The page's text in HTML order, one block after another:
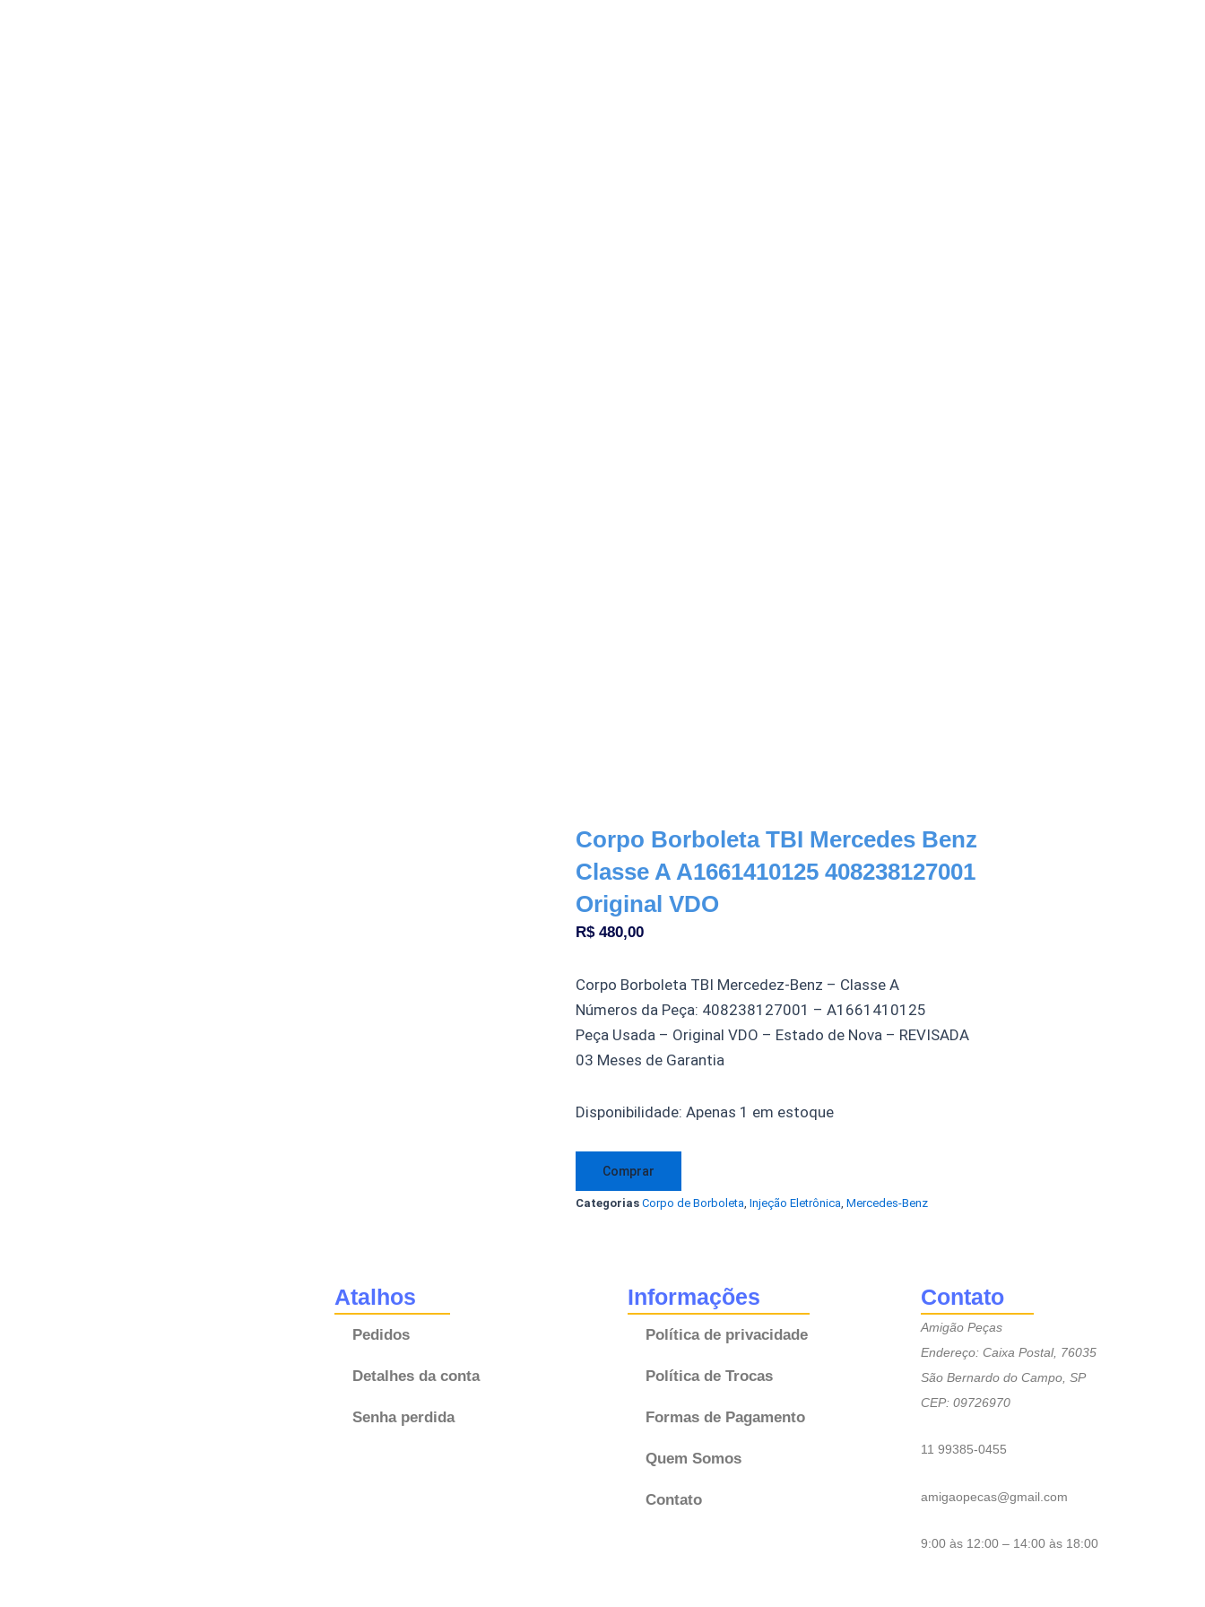
Corpo Borboleta TBI Mercedes Benz
Classe A A1661410125 408238127001
Original VDO
R$480,00
Corpo Borboleta TBI Mercedez-Benz – Classe A
Números da Peça: 408238127001 – A1661410125
Peça Usada – Original VDO – Estado de Nova – REVISADA
03 Meses de Garantia
Disponibilidade: Apenas 1 em estoque
Corpo
Benz
A1661410125
408238127001
quantidade
Comprar
Categorias Corpo de Borboleta Injeção Eletrônica Mercedes-Benz
Atalhos
Pedidos
Detalhes da conta
Senha perdida
Informações
Política de privacidade
Política de Trocas
Formas de Pagamento
Quem Somos
Contato
Contato
Amigão Peças
Endereço: Caixa Postal, 76035
São Bernardo do Campo, SP
CEP: 09726970
11 99385-0455
amigaopecas@gmail.com
9:00 às 12:00 – 14:00 às 18:00